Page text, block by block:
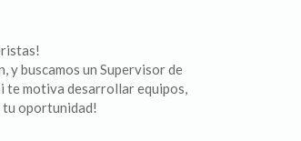
y buscamos un Supervisor de
te motiva desarrollar equipos,
tu oportunidad!